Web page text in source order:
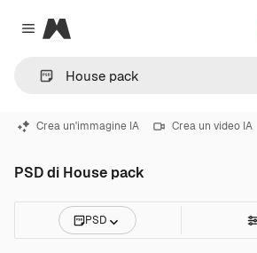
Close menu
Magnific
Crea un'immagine IA Crea un video IA
PSD di House pack
PSD